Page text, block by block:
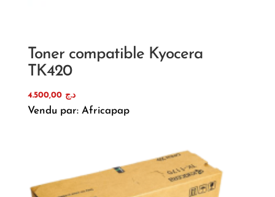
Toner compatible Kyocera
TK420
د.ج 4.500,00
Vendu par: Africapap